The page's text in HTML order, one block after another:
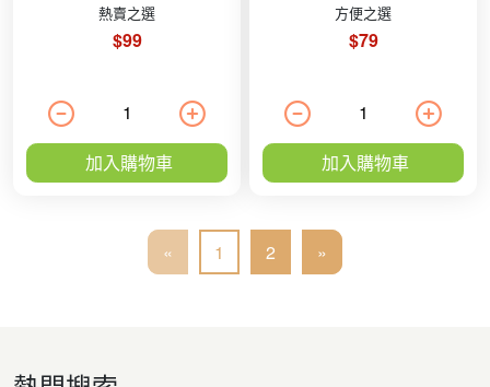
熱賣之選
$99
加入購物車
方便之選
$79
加入購物車
« 1 2 »